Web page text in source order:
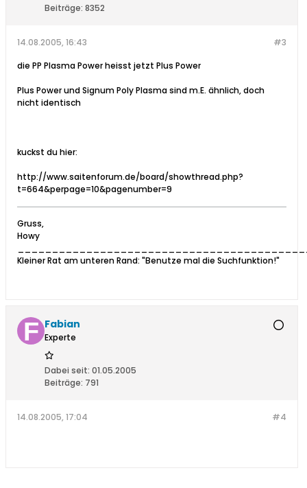
Beiträge: 8352
#3
14.08.2005, 16:43
die PP Plasma Power heisst jetzt Plus Power
Plus Power und Signum Poly Plasma sind m.E. ähnlich, doch
nicht identisch
kuckst du hier:
http://www.saitenforum.de/board/showthread.php?
t=664&perpage=10&pagenumber=9
Gruss,
Howy
Kleiner Rat am unteren Rand: "Benutze mal die Suchfunktion!"
Fabian
Experte
Dabei seit: 01.05.2005
Beiträge: 791
#4
14.08.2005, 17:04